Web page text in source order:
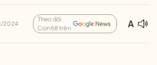
2024
Theo dõi
Coin68 trên